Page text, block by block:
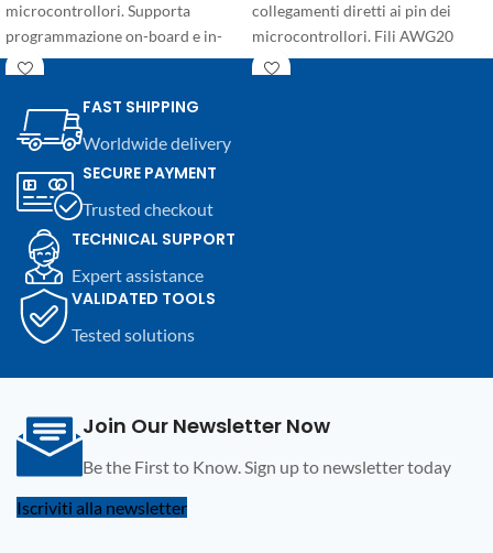
microcontrollori. Supporta
programmazione on-board e in-
circuit, anche su dispositivi a
aggiornamenti inclusi.
collegamenti diretti ai pin dei
microcontrollori. Fili AWG20
ultraflessibili in silicone per
FAST SHIPPING
Worldwide delivery
SECURE PAYMENT
Trusted checkout
TECHNICAL SUPPORT
Expert assistance
VALIDATED TOOLS
Tested solutions
Join Our Newsletter Now
Be the First to Know. Sign up to newsletter today
Iscriviti alla newsletter